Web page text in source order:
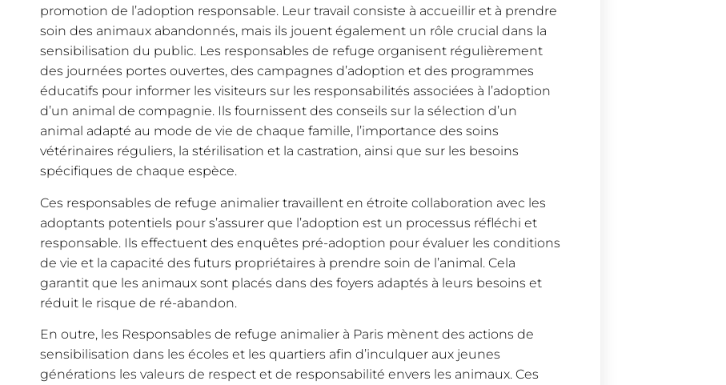
promotion de l’adoption responsable. Leur travail consiste à accueillir et à prendre
soin des animaux abandonnés, mais ils jouent également un rôle crucial dans la
sensibilisation du public. Les responsables de refuge organisent régulièrement
des journées portes ouvertes, des campagnes d’adoption et des programmes
éducatifs pour informer les visiteurs sur les responsabilités associées à l’adoption
d’un animal de compagnie. Ils fournissent des conseils sur la sélection d’un
animal adapté au mode de vie de chaque famille, l’importance des soins
vétérinaires réguliers, la stérilisation et la castration, ainsi que sur les besoins
spécifiques de chaque espèce.
Ces responsables de refuge animalier travaillent en étroite collaboration avec les
adoptants potentiels pour s’assurer que l’adoption est un processus réfléchi et
responsable. Ils effectuent des enquêtes pré-adoption pour évaluer les conditions
de vie et la capacité des futurs propriétaires à prendre soin de l’animal. Cela
garantit que les animaux sont placés dans des foyers adaptés à leurs besoins et
réduit le risque de ré-abandon.
En outre, les Responsables de refuge animalier à Paris mènent des actions de
sensibilisation dans les écoles et les quartiers afin d’inculquer aux jeunes
générations les valeurs de respect et de responsabilité envers les animaux. Ces